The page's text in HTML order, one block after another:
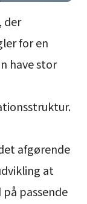
der
for en
have stor
afgørende
at
passende